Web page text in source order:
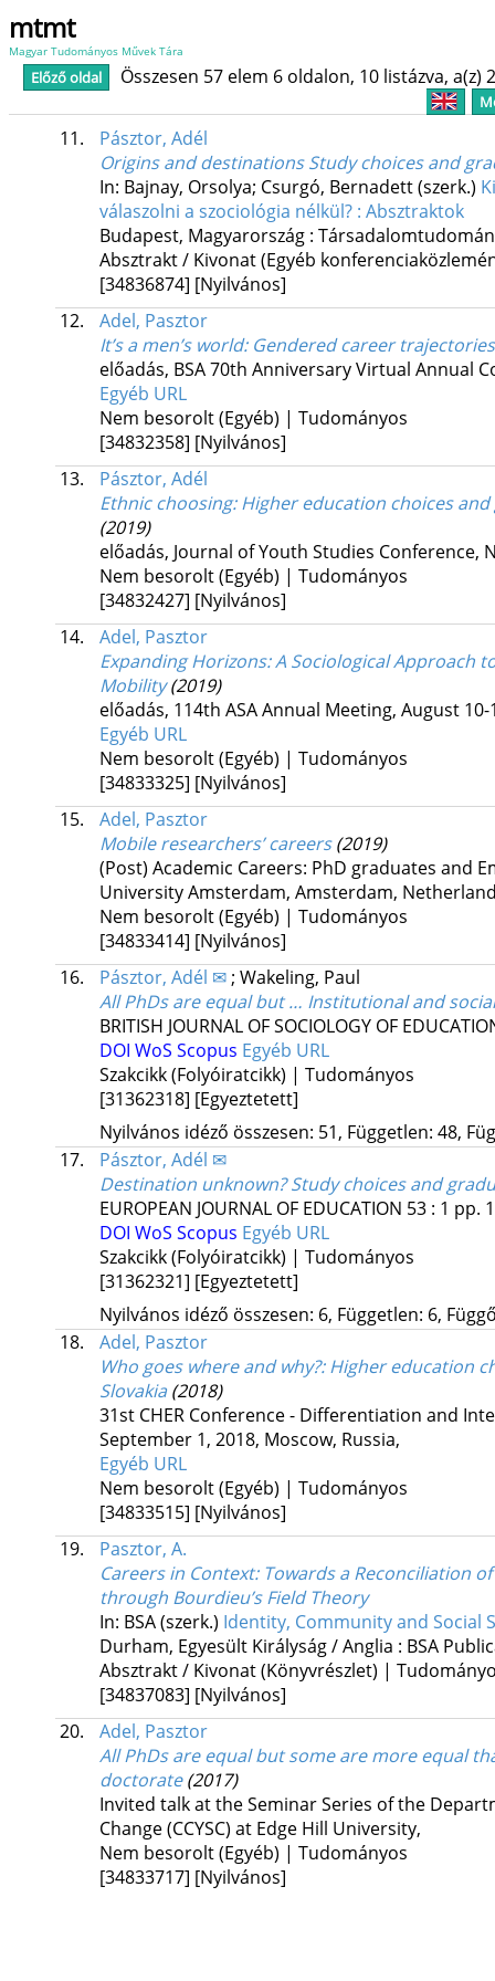
mtmt
Magyar Tudományos Művek Tára
Előző oldal Összesen 57 elem 6 oldalon, 10 listázva, a(z)
11.
Pásztor, Adél
Origins and destinations Study choices and
In: Bajnay, Orsolya; Csurgó, Bernadett (szerk.)
válaszolni a szociológia nélkül? : Absztraktok
Budapest, Magyarország :
Absztrakt / Kivonat (Egyéb
[34836874] [Nyilvános]
12.
Adel, Pasztor
It’s a men’s world: Gendered career
előadás, BSA 70th Anniversary Virtual Annual
Egyéb URL
Nem besorolt (Egyéb) | Tudományos
[34832358] [Nyilvános]
13.
Pásztor, Adél
Ethnic choosing: Higher education choices
(2019)
előadás, Journal of Youth Studies Conference,
Nem besorolt (Egyéb) | Tudományos
[34832427] [Nyilvános]
14.
Adel, Pasztor
Expanding Horizons: A Sociological Approach
Mobility (2019)
előadás, 114th ASA Annual Meeting, August
Egyéb URL
Nem besorolt (Egyéb) | Tudományos
[34833325] [Nyilvános]
15.
Adel, Pasztor
Mobile researchers’ careers (2019)
(Post) Academic Careers: PhD graduates and
University Amsterdam, Amsterdam,
Nem besorolt (Egyéb) | Tudományos
[34833414] [Nyilvános]
16.
Pásztor, Adél ✉; Wakeling, Paul
All PhDs are equal but … Institutional and
BRITISH JOURNAL OF SOCIOLOGY OF
DOI WoS Scopus Egyéb URL
Szakcikk (Folyóiratcikk) | Tudományos
[31362318] [Egyeztetett]
Nyilvános idéző összesen: 51, Független: 48,
17.
Pásztor, Adél ✉
Destination unknown? Study choices and
EUROPEAN JOURNAL OF EDUCATION 53: 1 pp.
DOI WoS Scopus Egyéb URL
Szakcikk (Folyóiratcikk) | Tudományos
[31362321] [Egyeztetett]
Nyilvános idéző összesen: 6, Független: 6,
18.
Adel, Pasztor
Who goes where and why?: Higher education
Slovakia (2018)
31st CHER Conference - Differentiation and
September 1, 2018, Moscow, Russia,
Egyéb URL
Nem besorolt (Egyéb) | Tudományos
[34833515] [Nyilvános]
19.
Pasztor, A.
Careers in Context: Towards a Reconciliation
through Bourdieu’s Field Theory
In: BSA (szerk.) Identity, Community and Social
Durham, Egyesült Királyság / Anglia : BSA
Absztrakt / Kivonat (Könyvrészlet) |
[34837083] [Nyilvános]
20.
Adel, Pasztor
All PhDs are equal but some are more equal
doctorate (2017)
Invited talk at the Seminar Series of the
Change (CCYSC) at Edge Hill University,
Nem besorolt (Egyéb) | Tudományos
[34833717] [Nyilvános]